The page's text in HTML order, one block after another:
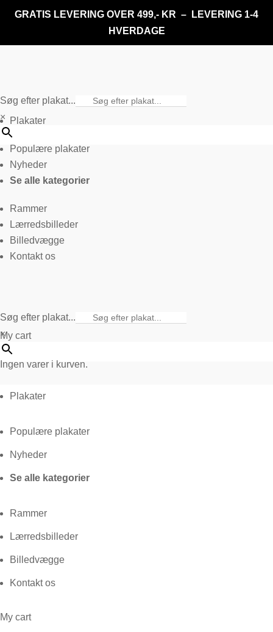
GRATIS LEVERING OVER 499,- KR – LEVERING 1-4
HVERDAGE
Søg efter plakat...
× Plakater
Populære plakater
Nyheder
Se alle kategorier
Rammer
Lærredsbilleder
Billedvægge
Kontakt os
Søg efter plakat...
×
My cart
Ingen varer i kurven.
Plakater
Populære plakater
Nyheder
Se alle kategorier
Rammer
Lærredsbilleder
Billedvægge
Kontakt os
My cart